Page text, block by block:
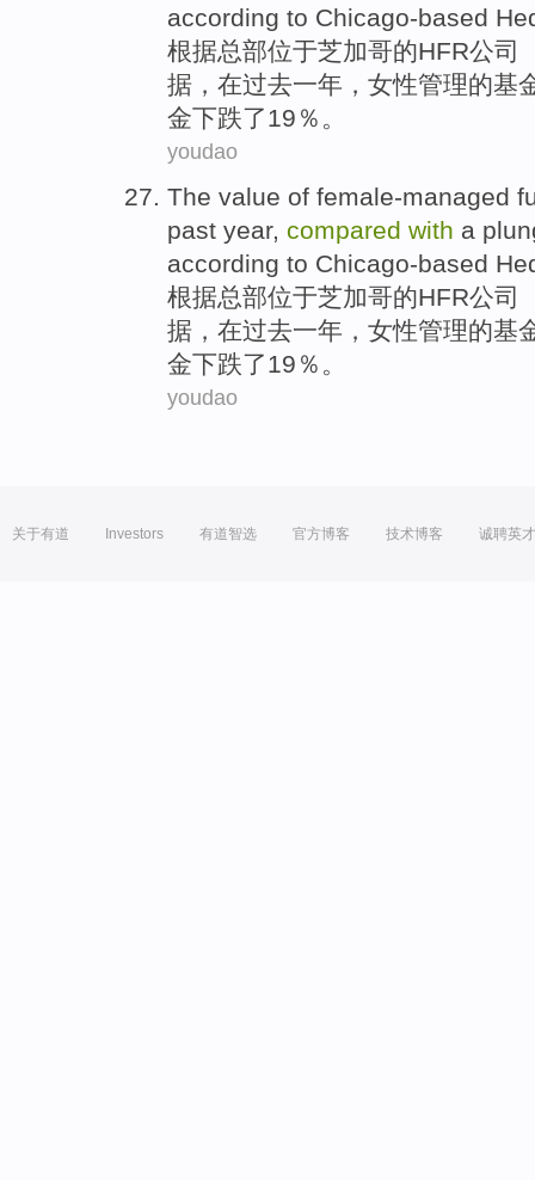
according to Chicago-based
根据总部位于芝加哥的HFR公司
据， 在过去一年 ，女性管理的基
金下跌了19％。
youdao
The value of female-managed
past year, compared with a
according to Chicago-based
根据总部位于芝加哥的HFR公司
据， 在过去一年 ，女性管理的基
金下跌了19％。
youdao
关于有道 Investors 有道智选 官方博客 技术博客 诚聘英才